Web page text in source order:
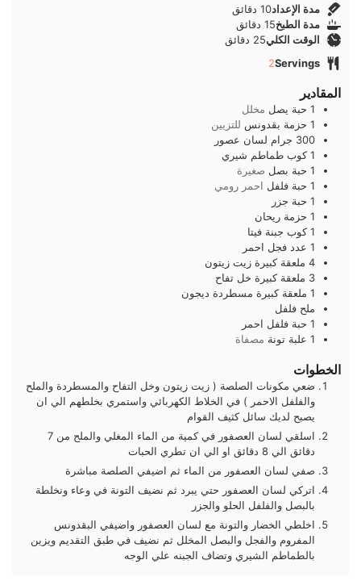
مدة الإعداد10دقائق
دقائق
مدة الطبخ15دقائق
دقائق
الوقت الكلي25 دقائق
دقائق
Servings
2
المقادير
1 حبة يصل مخلل
1 حزمة بقدونس للتزيين
300 جرام لسان عصور
1 كوب طماطم شيري
1 حبة بصل صغيرة
1 حبة فلفل احمر رومي
1 حبة جزر
1 حزمة ريحان
1 كوب جبنة فيتا
1 عدد فجل احمر
4 ملعقة كبيرة زيت زيتون
3 ملعقة كبيرة خل تفاح
1 ملعقة كبيرة مسطردة ديجون
ملح فلفل
1 حبة فلفل احمر
1 علبة تونة مصفاة
الخطوات
ضعي مكونات الصلصة ( زيت زيتون وخل التفاح والمسطردة والملح
والفلفل الاحمر ) في الخلاط الكهربائي واستمري بخلطهم الي ان
يصبح لديك سائل كثيف القوام
اسلقي لسان العصفور في كمية من الماء المغلي والملح من 7
دقائق الي 8 دقائق او الي ان تطري الحبات
صفي لسان العصفور من الماء ثم اضيفي الصلصة مباشرة
اتركي لسان العصفور حتي يبرد ثم نضيف التونة في وعاء ونخلطة
بالبصل والفلفل الحلو والجزر
اخلطي الخضار والتونة مع لسان العصفور واضيفي البقدونس
المفروم والفجل والبصل المخلل ثم نضيف في طبق التقديم ويزين
بالطماطم الشيري وتضاف الجبنه علي الوجه